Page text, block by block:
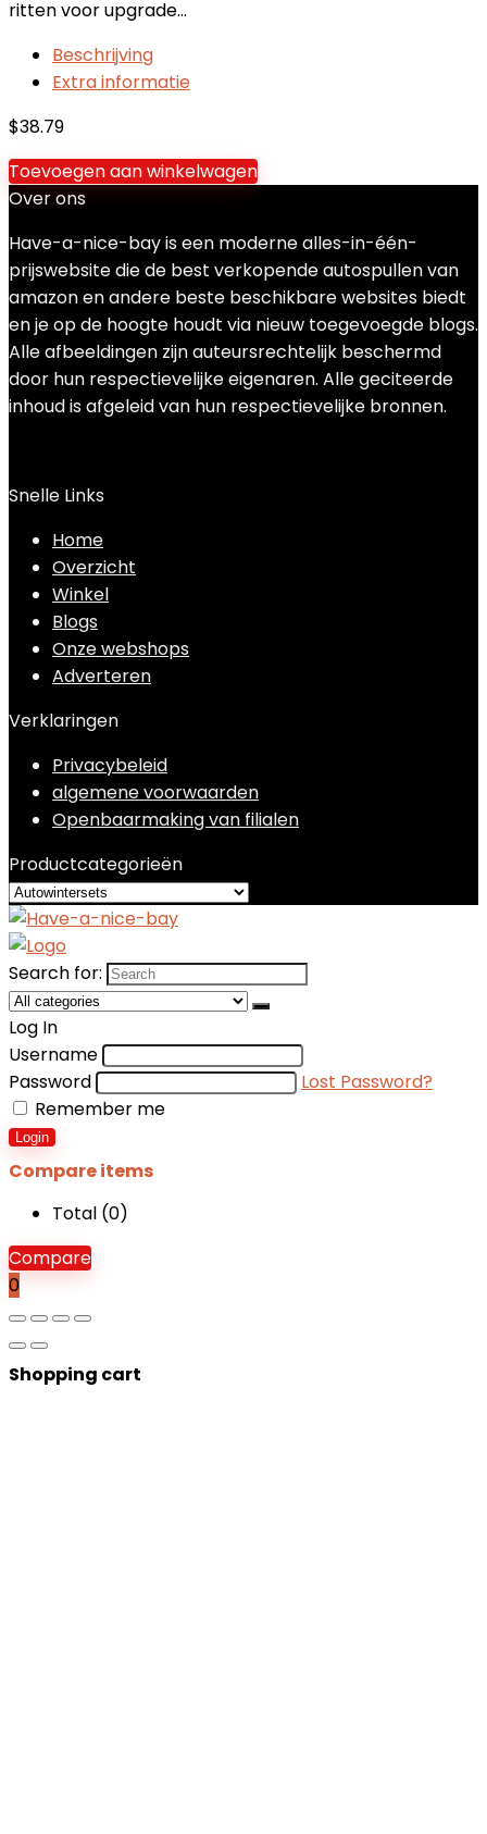
ritten voor upgrade…
Beschrijving
Extra informatie
$38.79
Toevoegen aan winkelwagen
Over ons
Have-a-nice-bay is een moderne alles-in-één-
prijswebsite die de best verkopende autospullen van
amazon en andere beste beschikbare websites biedt
en je op de hoogte houdt via nieuw toegevoegde blogs.
Alle afbeeldingen zijn auteursrechtelijk beschermd
door hun respectievelijke eigenaren. Alle geciteerde
inhoud is afgeleid van hun respectievelijke bronnen.
Snelle Links
Home
Overzicht
Winkel
Blogs
Onze webshops
Adverteren
Verklaringen
Privacybeleid
algemene voorwaarden
Openbaarmaking van filialen
Productcategorieën
Search for:
Log In
Username
Password
Lost Password?
Remember me
Login
Compare items
Total (0)
Compare
0
Shopping cart